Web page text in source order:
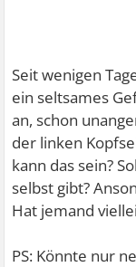
Seit wenigen
ein seltsames
an, schon
der linken
kann das sein?
selbst gibt?
Hat jemand
PS: Könnte nur